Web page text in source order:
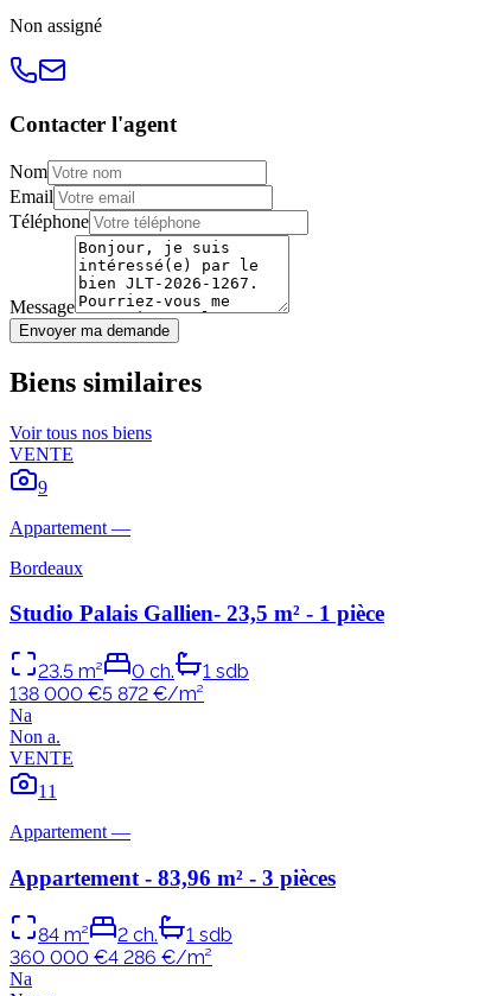
Non assigné
Contacter l'agent
Nom
Email
Téléphone
Message
Envoyer ma demande
Biens similaires
Voir tous nos biens
VENTE
9
Appartement —
Bordeaux
Studio Palais Gallien- 23,5 m² - 1 pièce
23.5 m² 0 ch. 1 sdb
138 000 €5 872 €/m²
Na
Non a.
VENTE
11
Appartement —
Appartement - 83,96 m² - 3 pièces
84 m² 2 ch. 1 sdb
360 000 €4 286 €/m²
Na